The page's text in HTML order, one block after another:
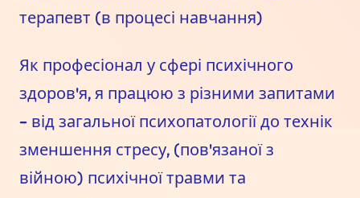
терапевт (в процесі навчання)
Як професіонал у сфері психічного
здоров'я, я працюю з різними запитами
- від загальної психопатології до технік
зменшення стресу, (пов'язаної з
війною) психічної травми та